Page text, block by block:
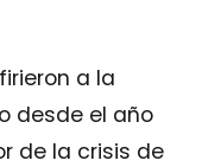
a la
desde el año
de la crisis de